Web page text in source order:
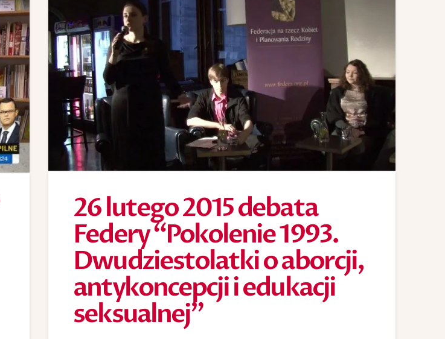
26 lutego 2015 debata
Federy “Pokolenie 1993.
Dwudziestolatki o aborcji,
antykoncepcji i edukacji
seksualnej”